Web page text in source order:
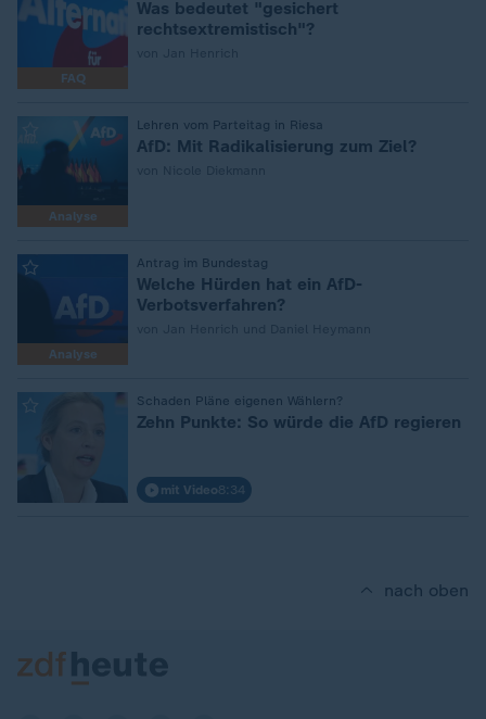
FAQ
Was bedeutet "gesichert
rechtsextremistisch"?
Analyse
Lehren vom Parteitag in Riesa
AfD: Mit Radikalisierung zum Ziel?
Analyse
Antrag im Bundestag
Welche Hürden hat ein AfD-
Verbotsverfahren?
Schaden Pläne eigenen Wählern?
Zehn Punkte: So würde die AfD regieren
mit Video8:34
nach oben